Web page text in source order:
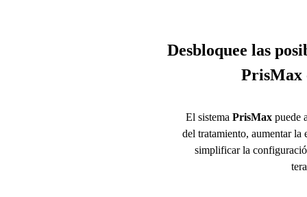
Desbloquee las
PrisMax
El sistema PrisMax puede
del tratamiento, aumentar
simplificar la